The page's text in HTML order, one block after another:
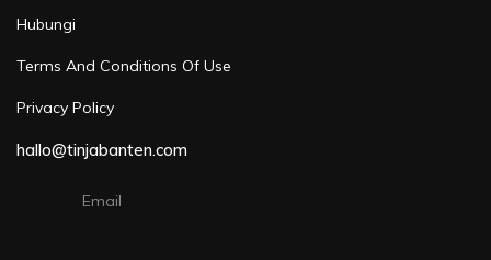
Hubungi
Terms And Conditions Of Use
Privacy Policy
hallo@tinjabanten.com
Email